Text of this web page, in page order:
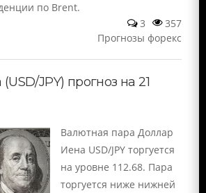
по Brent.
357
3
Прогнозы форекс
JPY) прогноз на 21
Валютная пара Доллар
Иена USD/JPY торгуется
на уровне 112.68. Пара
торгуется ниже нижней